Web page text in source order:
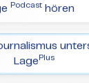
Podcasthören
Lage Plus